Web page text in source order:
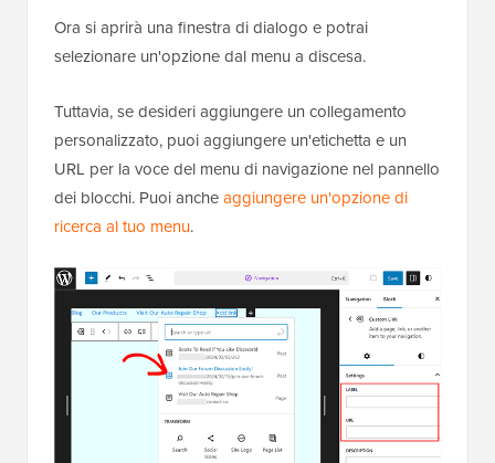
Ora si aprirà una finestra di dialogo e potrai
selezionare un'opzione dal menu a discesa.
Tuttavia, se desideri aggiungere un collegamento
personalizzato, puoi aggiungere un'etichetta e un
URL per la voce del menu di navigazione nel pannello
dei blocchi. Puoi ancheaggiungere un'opzione di
ricerca al tuo menu.